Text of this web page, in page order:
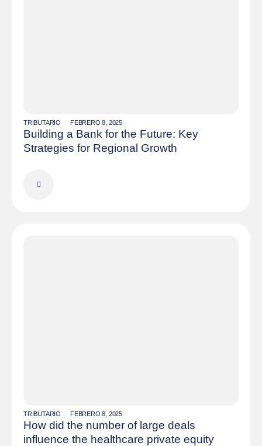
TRIBUTARIO FEBRERO 8, 2025
Building a Bank for the Future: Key
Strategies for Regional Growth
TRIBUTARIO FEBRERO 8, 2025
How did the number of large deals
influence the healthcare private equity